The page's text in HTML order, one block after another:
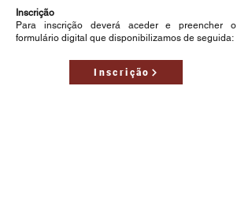
Inscrição
Para inscrição deverá aceder e preencher o
formulário digital que disponibilizamos de seguida:
Inscrição